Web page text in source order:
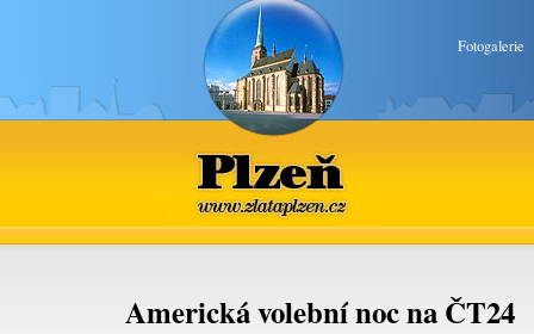
Fotogalerie
Plzeň
www.zlataplzen.cz
Americká volební noc na ČT24